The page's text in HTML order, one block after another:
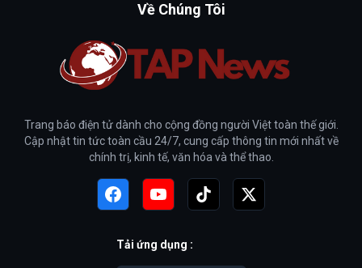
Về Chúng Tôi
Trang báo điện tử dành cho cộng đồng người Việt toàn thế giới.
Cập nhật tin tức toàn cầu 24/7, cung cấp thông tin mới nhất về
chính trị, kinh tế, văn hóa và thể thao.
Tải ứng dụng :